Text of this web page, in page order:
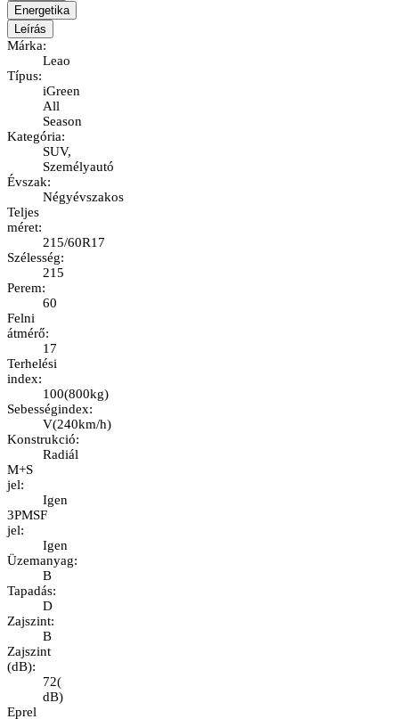
Energetika
Leírás
Márka:
Leao
Típus:
iGreen
All
Season
Kategória:
SUV,
Személyautó
Évszak:
Négyévszakos
Teljes
méret:
215/60R17
Szélesség:
215
Perem:
60
Felni
átmérő:
17
Terhelési
index:
100(800kg)
Sebességindex:
V(240km/h)
Konstrukció:
Radiál
M+S
jel:
Igen
3PMSF
jel:
Igen
Üzemanyag:
B
Tapadás:
D
Zajszint:
B
Zajszint
(dB):
72(
dB)
Eprel